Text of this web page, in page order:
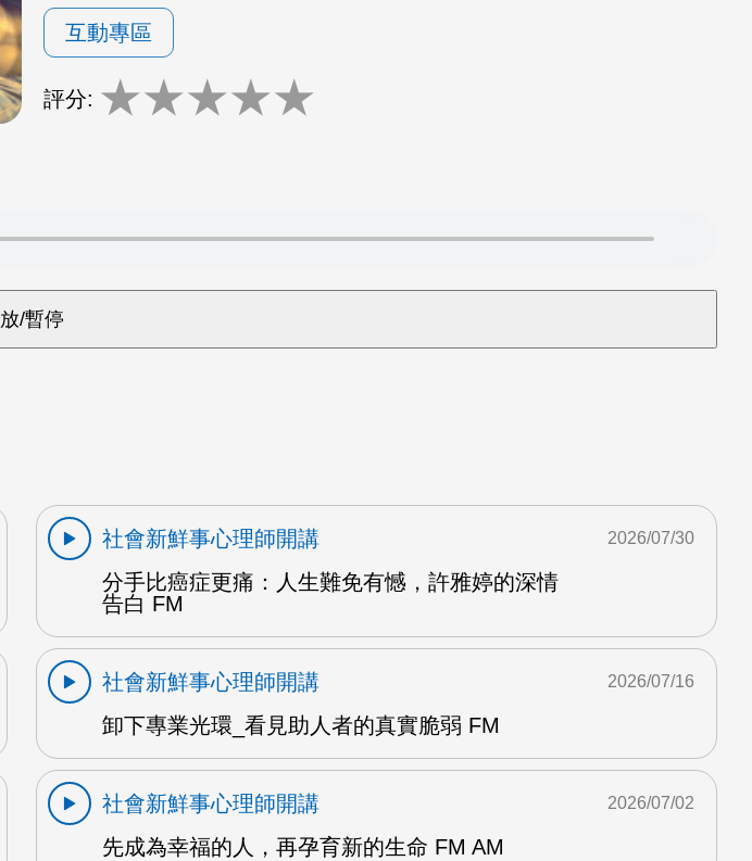
互動專區
評分: ★★★★★
社會新鮮事心理師開講
分手比癌症更痛：人生難免有憾，許雅婷的深情
告白 FM
2026/07/30
社會新鮮事心理師開講
卸下專業光環_看見助人者的真實脆弱 FM
2026/07/16
社會新鮮事心理師開講
先成為幸福的人，再孕育新的生命 FM AM
2026/07/02